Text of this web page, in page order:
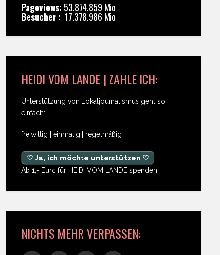
Pageviews: 53.874.859 Mio
Besucher : 17.378.986 Mio
HEIDI VOM LANDE | ZAHLE ICH:
Unterstützung von Lokaljournalismus geht so
einfach:
freiwillig | einmalig | regelmäßig
♡ Ja, ich möchte unterstützen ♡
Ab 1,- Euro für HEIDI VOM LANDE spenden!
NICHTS MEHR VERPASSEN: